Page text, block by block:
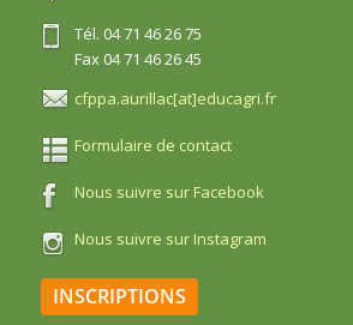
Tél. 04 71 46 26 75
Fax 04 71 46 26 45
cfppa.aurillac[at]educagri.fr
Formulaire de contact
Nous suivre sur Facebook
Nous suivre sur Instagram
INSCRIPTIONS